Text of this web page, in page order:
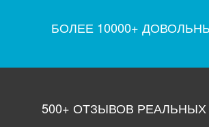
БОЛЕЕ 10000+
500+ ОТЗЫВОВ